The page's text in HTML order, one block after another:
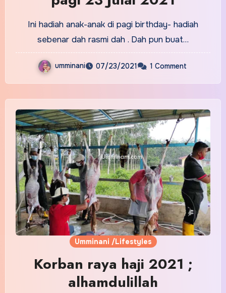
Ini hadiah anak-anak di pagi birthday- hadiah
sebenar dah rasmi dah . Dah pun buat…
umminani 07/23/2021 1 Comment
Umminani /Lifestyles
Korban raya haji 2021 ;
alhamdulillah